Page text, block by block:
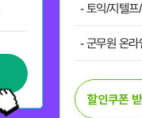
- 토익/지텔
- 군무원 온
할인쿠폰